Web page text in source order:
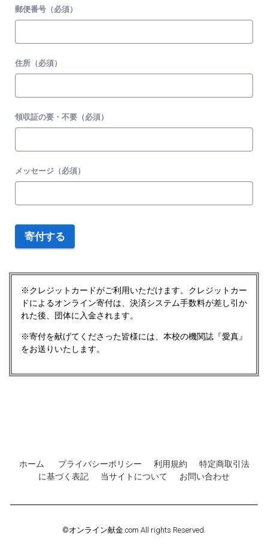
郵便番号（必須）
住所（必須）
領収証の要・不要（必須）
メッセージ（必須）
寄付する
※クレジットカードがご利用いただけます。クレジットカー
ドによるオンライン寄付は、決済システム手数料が差し引か
れた後、団体に入金されます。
※寄付を献げてくださった皆様には、本校の機関誌『愛真』
をお送りいたします。
ホーム プライバシーポリシー 利用規約
特定商取引法
に基づく表記
当サイトについて お問い合わせ
©オンライン献金.com All rights Reserved.